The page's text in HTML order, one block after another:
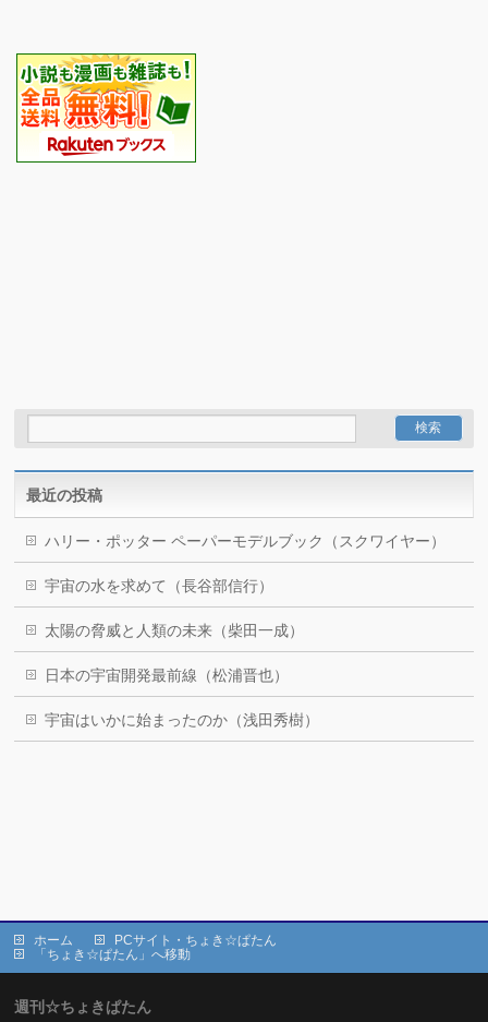
最近の投稿
ハリー・ポッター ペーパーモデルブック（スクワイヤー）
宇宙の水を求めて（長谷部信行）
太陽の脅威と人類の未来（柴田一成）
日本の宇宙開発最前線（松浦晋也）
宇宙はいかに始まったのか（浅田秀樹）
ホーム
PCサイト・ちょき☆ぱたん
「ちょき☆ぱたん」へ移動
週刊☆ちょきぱたん